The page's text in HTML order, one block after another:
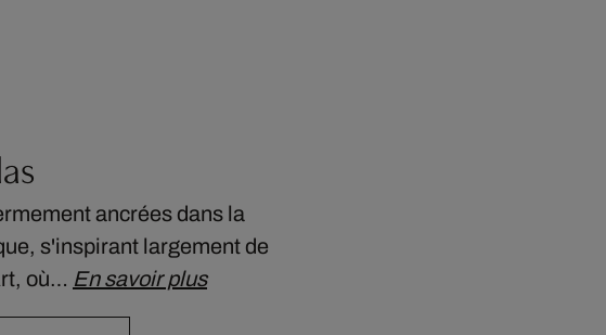
ancrées dans la
s'inspirant largement de
où… En savoir plus